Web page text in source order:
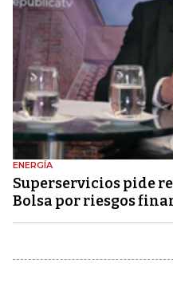
ENERGÍA
Superservicios pide
Bolsa por riesgos